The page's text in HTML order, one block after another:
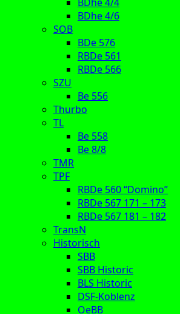
BDhe 4/6
SOB
BDe 576
RBDe 561
RBDe 566
SZU
Be 556
Thurbo
TL
Be 558
Be 8/8
TMR
TPF
RBDe 560 “Domino”
RBDe 567 171 – 173
RBDe 567 181 – 182
TransN
Historisch
SBB
SBB Historic
BLS Historic
DSF-Koblenz
OeBB